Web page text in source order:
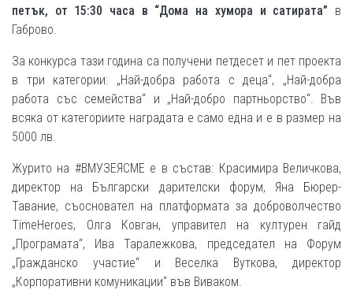
петък, от 15:30 часа в “Дома на хумора и сатирата” в
Габрово.
За конкурса тази година са получени петдесет и пет проекта
в три категории: „Най-добра работа с деца“, „Най-добра
работа със семейства“ и „Най-добро партньорство“. Във
всяка от категориите наградата е само една и е в размер на
5000 лв.
Журито на #ВМУЗЕЯСМЕ е в състав: Красимира Величкова,
директор на Български дарителски форум, Яна Бюрер-
Тавание, съосновател на платформата за доброволчество
TimeHeroes, Олга Ковган, управител на културен гайд
„Програмата“, Ива Таралежкова, председател на Форум
„Гражданско участие“ и Веселка Вуткова, директор
„Корпоративни комуникации“ във Виваком.